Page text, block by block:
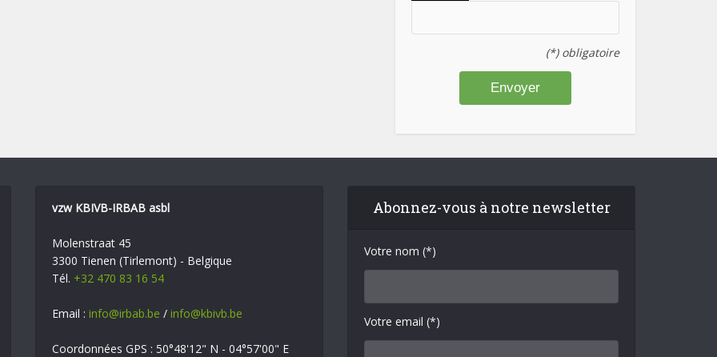
(*) obligatoire
vzw KBIVB-IRBAB asbl
Molenstraat 45
3300 Tienen (Tirlemont) - Belgique
Tél. +32 470 83 16 54
Email : info@irbab.be / info@kbivb.be
Coordonnées GPS : 50°48'12" N - 04°57'00" E
Abonnez-vous à notre newsletter
Votre nom (*)
Votre email (*)